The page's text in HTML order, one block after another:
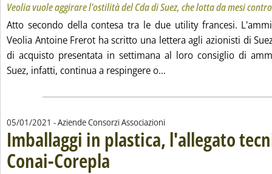
Veolia vuole aggirare l'ostilità del Cda di Suez, che lotta da mesi
Atto secondo della contesa tra le due utility francesi.
Veolia Antoine Frerot ha scritto una lettera agli azionisti di
di acquisto presentata in settimana al loro consiglio di
Suez, infatti, continua a respingere o...
05/01/2021 - Aziende Consorzi Associazioni
Imballaggi in plastica, l'allegato
Conai-Corepla . Sottotitolo: Che regola le convenzioni che i Comuni
. Pubblicata martedì 05 gennaio 2021 alle 16.48.